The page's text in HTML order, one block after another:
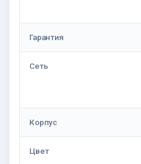
Гарантия
Сеть
Корпус
Цвет